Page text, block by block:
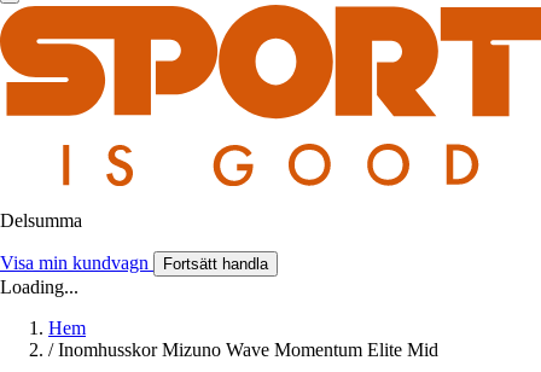
Delsumma
Visa min kundvagn Fortsätt handla
Loading...
Hem
/ Inomhusskor Mizuno Wave Momentum Elite Mid